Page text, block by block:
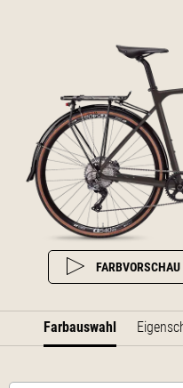
FARBVORSCHAU
Farbauswahl